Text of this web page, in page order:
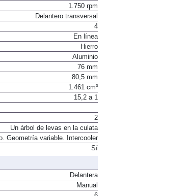
1.750 rpm
Delantero transversal
4
En línea
Hierro
Aluminio
76 mm
80,5 mm
1.461 cm³
15,2 a 1
2
Un árbol de levas en la culata
Geometría variable. Intercooler
Sí
Delantera
Manual